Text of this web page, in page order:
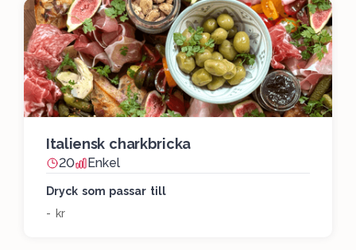
Italiensk charkbricka
20 Enkel
Dryck som passar till
- kr